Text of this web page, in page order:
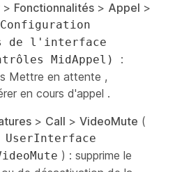
> Fonctionnalités > Appel >
de l'interface
MidAppel)
:
Mettre en attente ,
en cours d'appel .
> Call > VideoMute (
) : supprime le